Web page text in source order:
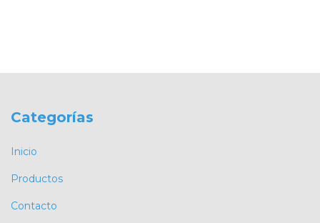
Categorías
Inicio
Productos
Contacto